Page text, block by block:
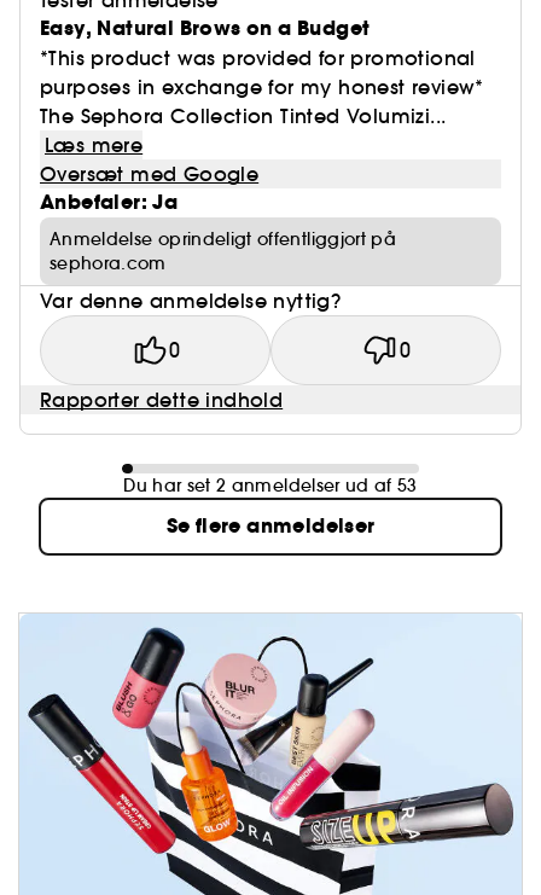
Easy, Natural Brows on a Budget
*This product was provided for promotional
purposes in exchange for my honest review*
The Sephora Collection Tinted Volumizi...
Læs mere
Oversæt med Google
Anbefaler: Ja
Anmeldelse oprindeligt offentliggjort på
sephora.com
Var denne anmeldelse nyttig?
0 0
Rapporter dette indhold
Du har set 2 anmeldelser ud af 53
Se flere anmeldelser